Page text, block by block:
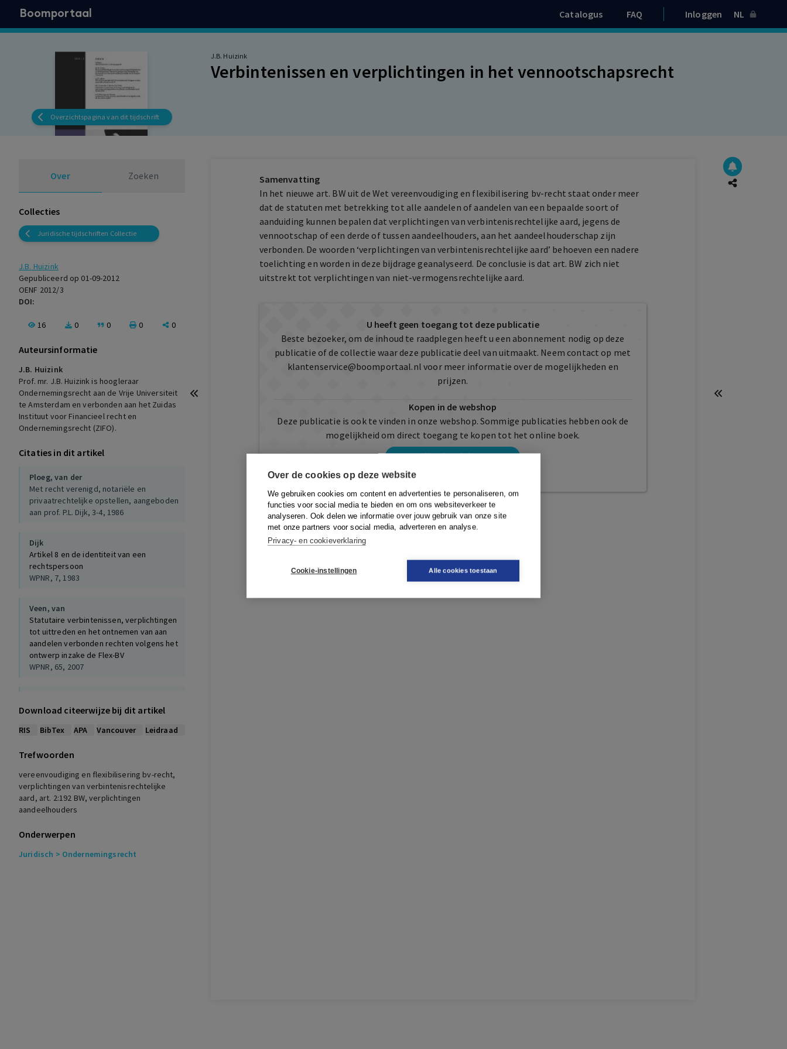
Over de cookies op deze website
We gebruiken cookies om content en advertenties te personaliseren, om
functies voor social media te bieden en om ons websiteverkeer te
analyseren. Ook delen we informatie over jouw gebruik van onze site
met onze partners voor social media, adverteren en analyse.
Privacy- en cookieverklaring
Cookie-instellingen Alle cookies toestaan
Boomportaal Catalogus FAQ Inloggen NL
Overzichtspagina van dit tijdschrift
J.B. Huizink
Verbintenissen en verplichtingen in het vennootschapsrecht
Over Zoeken
Collecties
Juridische tijdschriften Collectie
J.B. Huizink
Gepubliceerd op 01-09-2012
OENF 2012/3
DOI:
16 0 0 0 0
Auteursinformatie
J.B. Huizink
Prof. mr. J.B. Huizink is hoogleraar
Ondernemingsrecht aan de Vrije Universiteit
te Amsterdam en verbonden aan het Zuidas
Instituut voor Financieel recht en
Ondernemingsrecht (ZIFO).
Citaties in dit artikel
Ploeg, van der
Met recht verenigd, notariële en
privaatrechtelijke opstellen, aangeboden
aan prof. P.L. Dijk, 3-4, 1986
Dijk
Artikel 8 en de identiteit van een
rechtspersoon
WPNR, 7, 1983
Veen, van
Statutaire verbintenissen, verplichtingen
tot uittreden en het ontnemen van aan
aandelen verbonden rechten volgens het
ontwerp inzake de Flex-BV
WPNR, 65, 2007
Van vereniging en stichting, coöperatie
(5de druk), 2007
Iets over den samenhang van
verbintenissen uit onrechtmatige daad
met die uit andere oorzaak
WPNR, 1, 1923
Download citeerwijze bij dit artikel
RIS BibTex APA Vancouver Leidraad
Trefwoorden
vereenvoudiging en flexibilisering bv-recht,
verplichtingen van verbintenisrechtelijke
aard, art. 2:192 BW, verplichtingen
aandeelhouders
Onderwerpen
Juridisch > Ondernemingsrecht
Samenvatting
In het nieuwe art. BW uit de Wet vereenvoudiging en flexibilisering bv-recht staat onder meer
dat de statuten met betrekking tot alle aandelen of aandelen van een bepaalde soort of
aanduiding kunnen bepalen dat verplichtingen van verbintenisrechtelijke aard, jegens de
vennootschap of een derde of tussen aandeelhouders, aan het aandeelhouderschap zijn
verbonden. De woorden ‘verplichtingen van verbintenisrechtelijke aard’ behoeven een nadere
toelichting en worden in deze bijdrage geanalyseerd. De conclusie is dat art. BW zich niet
uitstrekt tot verplichtingen van niet-vermogensrechtelijke aard.
U heeft geen toegang tot deze publicatie
Beste bezoeker, om de inhoud te raadplegen heeft u een abonnement nodig op deze
publicatie of de collectie waar deze publicatie deel van uitmaakt. Neem contact op met
klantenservice@boomportaal.nl voor meer informatie over de mogelijkheden en
prijzen.
Kopen in de webshop
Deze publicatie is ook te vinden in onze webshop. Sommige publicaties hebben ook de
mogelijkheid om direct toegang te kopen tot het online boek.
Naar de webshop